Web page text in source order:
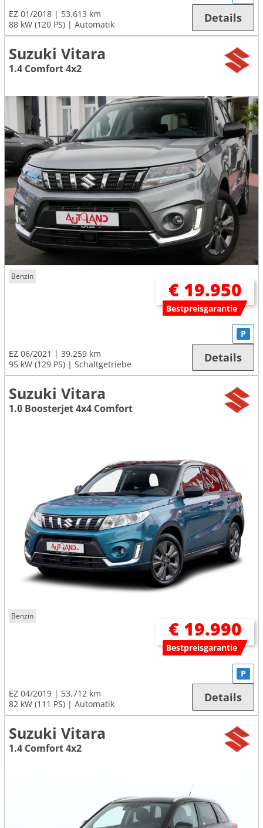
EZ 01/2018
53.613 km
88 kW (120 PS)
Automatik Details
Suzuki Vitara
1.4 Comfort 4x2
Benzin
€ 19.950
Bestpreisgarantie
EZ 06/2021
39.259 km
95 kW (129 PS)
Schaltgetriebe
P
Details
Suzuki Vitara
1.0 Boosterjet 4x4 Comfort
Benzin
€ 19.990
Bestpreisgarantie
EZ 04/2019
53.712 km
82 kW (111 PS)
Automatik
P
Details
Suzuki Vitara
1.4 Comfort 4x2